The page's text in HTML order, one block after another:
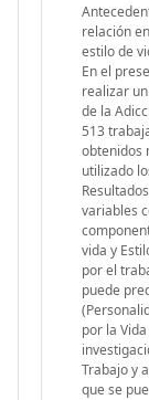
relación
estilo de
En el
realizar
de la
513
obtenidos
utilizado
variables
vida y
por el
puede
por la
Trabajo y
que se